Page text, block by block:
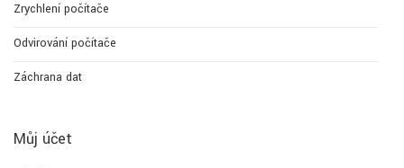
Zrychlení počítače
Odvirování počítače
Záchrana dat
Můj účet